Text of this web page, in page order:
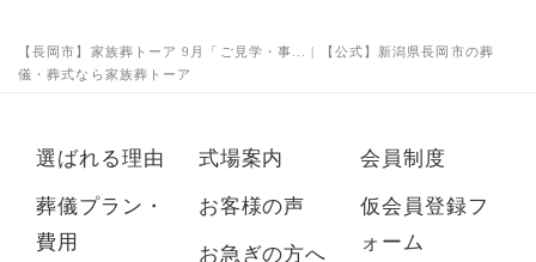
【長岡市】家族葬トーア 9月「ご見学・事... | 【公式】新潟県長岡市の葬
儀・葬式なら家族葬トーア
選ばれる理由
葬儀プラン・
費用
式場案内
お客様の声
お急ぎの方へ
会員制度
仮会員登録フ
ォーム